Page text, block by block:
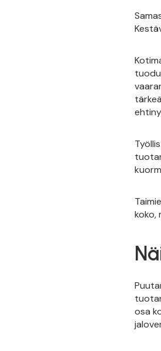
koko,
osa